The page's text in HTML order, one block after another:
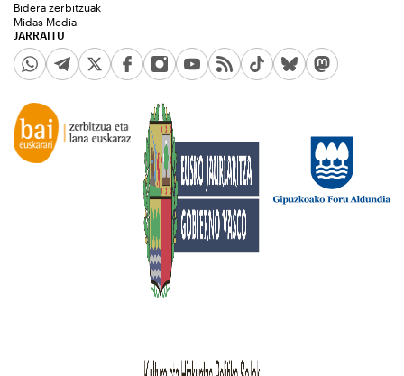
JARRAITU
Bidera zerbitzuak
Midas Media